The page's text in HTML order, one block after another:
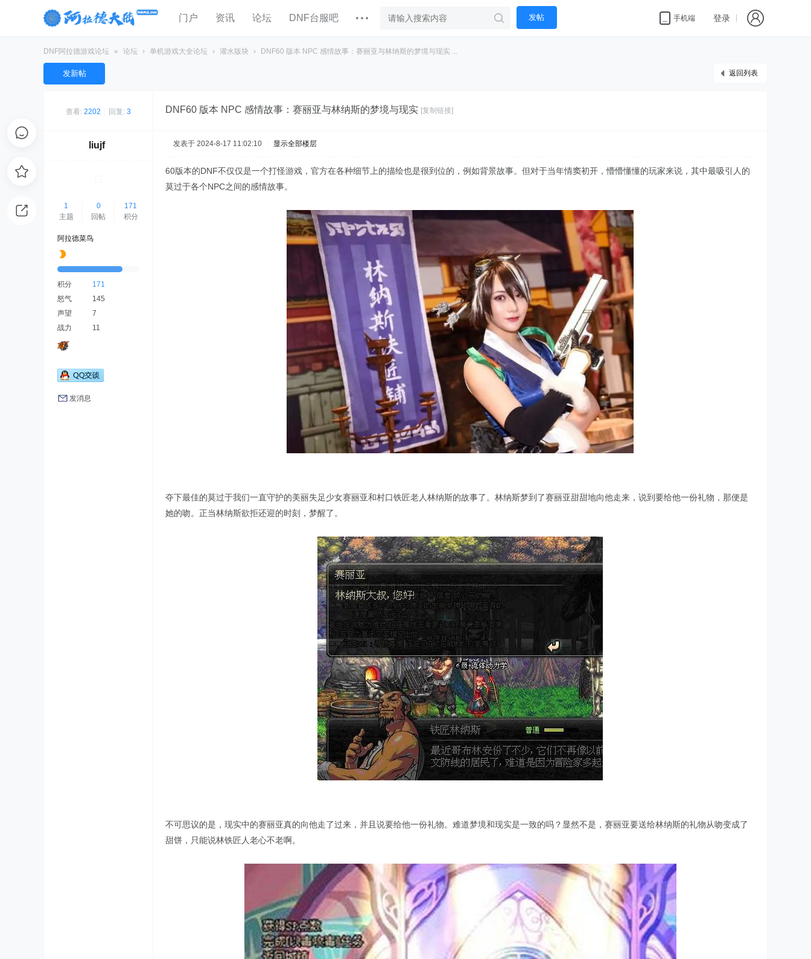
门户 资讯 论坛 DNF台服吧 发帖 手机端 登录
DNF阿拉德游戏论坛 » 论坛 › 单机游戏大全论坛 › 灌水版块 › DNF60 版本 NPC 感情故事：赛丽亚与林纳斯的梦境与现实 ...
返回列表
发新帖
查看: 2202 回复: 3 DNF60 版本 NPC 感情故事：赛丽亚与林纳斯的梦境与现实 [复制链接]
liujf
1
主题
0
回帖
171
积分
阿拉德菜鸟
积分
171
怒气
145
声望
7
战力
11
发消息
发表于 2024-8-17 11:02:10 显示全部楼层
60版本的DNF不仅仅是一个打怪游戏，官方在各种细节上的描绘也是很到位的，例如背景故事。但对于当年情窦初开，懵懵懂懂的玩家来说，其中最吸引人的
莫过于各个NPC之间的感情故事。
夺下最佳的莫过于我们一直守护的美丽失足少女赛丽亚和村口铁匠老人林纳斯的故事了。林纳斯梦到了赛丽亚甜甜地向他走来，说到要给他一份礼物，那便是
她的吻。正当林纳斯欲拒还迎的时刻，梦醒了。
不可思议的是，现实中的赛丽亚真的向他走了过来，并且说要给他一份礼物。难道梦境和现实是一致的吗？显然不是，赛丽亚要送给林纳斯的礼物从吻变成了
甜饼，只能说林铁匠人老心不老啊。